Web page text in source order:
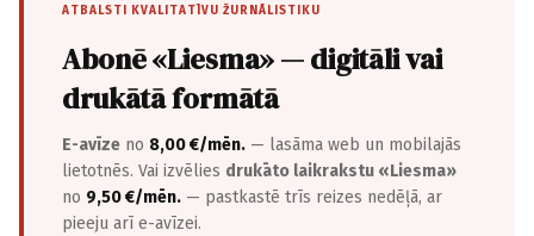
ATBALSTI KVALITATĪVU ŽURNĀLISTIKU
Abonē «Liesma» — digitāli vai
drukātā formātā
E-avīze no 8,00 €/mēn. — lasāma web un mobilajās
lietotnēs. Vai izvēlies drukāto laikrakstu «Liesma»
no 9,50 €/mēn. — pastkastē trīs reizes nedēļā, ar
pieeju arī e-avīzei.